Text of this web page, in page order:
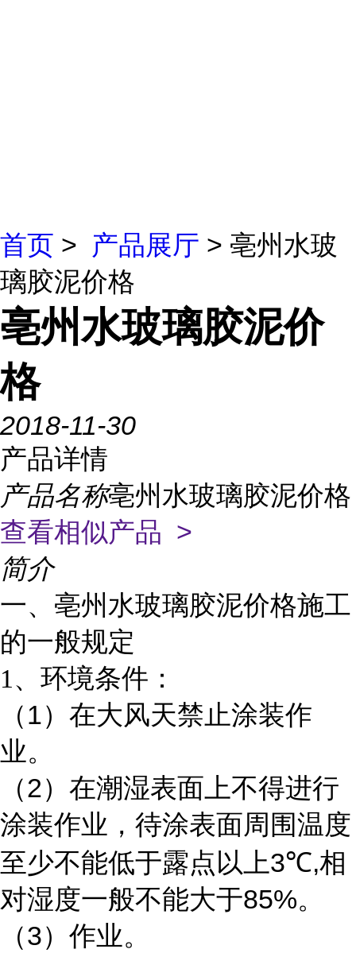
首页 > 产品展厅 > 亳州水玻
璃胶泥价格
亳州水玻璃胶泥价
格
2018-11-30
产品详情
产品名称亳州水玻璃胶泥价格
查看相似产品 >
简介
一、亳州水玻璃胶泥价格施工
的一般规定
1、环境条件：
（1）在大风天禁止涂装作
业。
（2）在潮湿表面上不得进行
涂装作业，待涂表面周围温度
至少不能低于露点以上3℃,相
对湿度一般不能大于85%。
（3）作业。